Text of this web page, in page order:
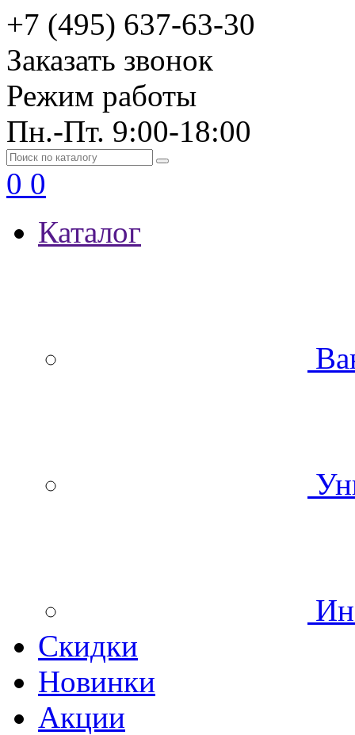
+7 (495) 637-63-30
Заказать звонок
Режим работы
Пн.-Пт. 9:00-18:00
0 0
Каталог
Скидки
Новинки
Акции